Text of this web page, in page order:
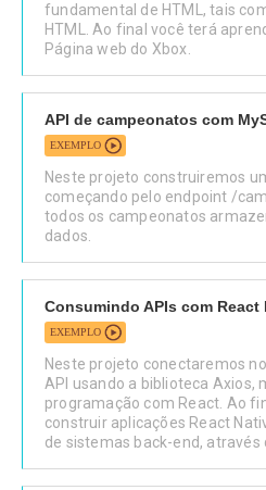
fundamental de HTML, tais
HTML. Ao final você terá
Página web do Xbox.
API de campeonatos com
EXEMPLO
Neste projeto construiremos
começando pelo endpoint /
todos os campeonatos
dados.
Consumindo APIs com React
EXEMPLO
Neste projeto conectaremos
API usando a biblioteca Axios,
programação com React. Ao
construir aplicações React
de sistemas back-end, através